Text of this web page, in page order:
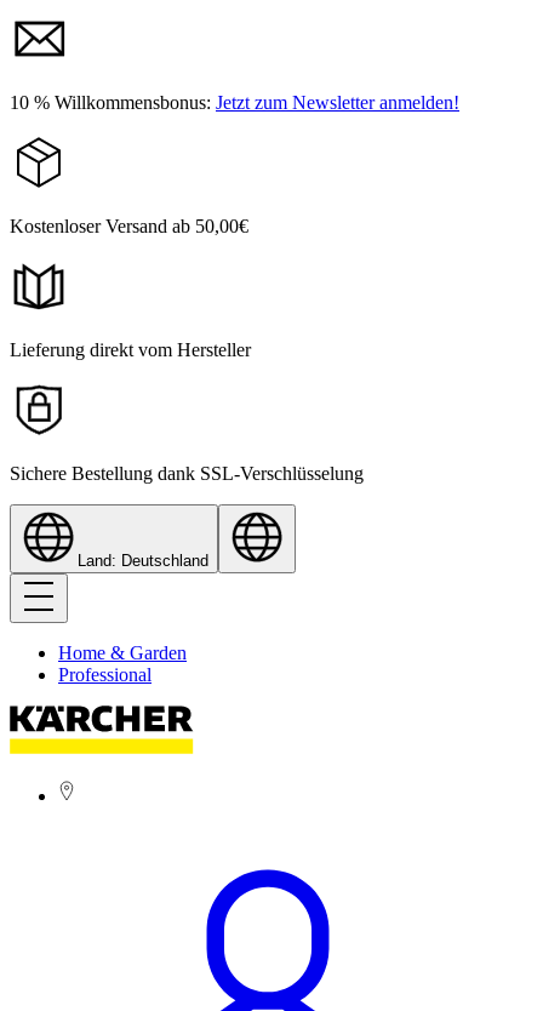
10 % Willkommensbonus: Jetzt zum Newsletter anmelden!
Kostenloser Versand ab 50,00€
Lieferung direkt vom Hersteller
Sichere Bestellung dank SSL-Verschlüsselung
Land: Deutschland
Home & Garden
Professional